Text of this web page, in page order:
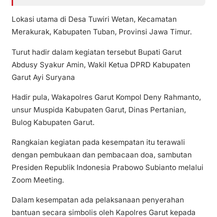
Lokasi utama di Desa Tuwiri Wetan, Kecamatan
Merakurak, Kabupaten Tuban, Provinsi Jawa Timur.
Turut hadir dalam kegiatan tersebut Bupati Garut
Abdusy Syakur Amin, Wakil Ketua DPRD Kabupaten
Garut Ayi Suryana
Hadir pula, Wakapolres Garut Kompol Deny Rahmanto,
unsur Muspida Kabupaten Garut, Dinas Pertanian,
Bulog Kabupaten Garut.
Rangkaian kegiatan pada kesempatan itu terawali
dengan pembukaan dan pembacaan doa, sambutan
Presiden Republik Indonesia Prabowo Subianto melalui
Zoom Meeting.
Dalam kesempatan ada pelaksanaan penyerahan
bantuan secara simbolis oleh Kapolres Garut kepada